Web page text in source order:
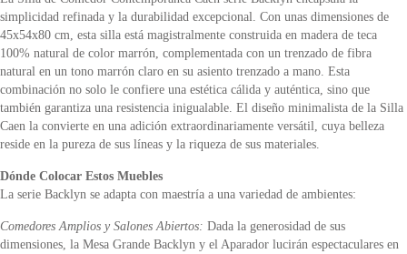
simplicidad refinada y la durabilidad excepcional. Con unas dimensiones de
45x54x80 cm, esta silla está magistralmente construida en madera de teca
100% natural de color marrón, complementada con un trenzado de fibra
natural en un tono marrón claro en su asiento trenzado a mano. Esta
combinación no solo le confiere una estética cálida y auténtica, sino que
también garantiza una resistencia inigualable. El diseño minimalista de la Silla
Caen la convierte en una adición extraordinariamente versátil, cuya belleza
reside en la pureza de sus líneas y la riqueza de sus materiales.
Dónde Colocar Estos Muebles
La serie Backlyn se adapta con maestría a una variedad de ambientes:
Comedores Amplios y Salones Abiertos: Dada la generosidad de sus
dimensiones, la Mesa Grande Backlyn y el Aparador lucirán espectaculares en